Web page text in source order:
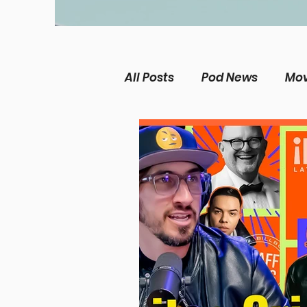
All Posts Pod News
The Chosen Music
Christian living
Theological Issues
Película Cristiana